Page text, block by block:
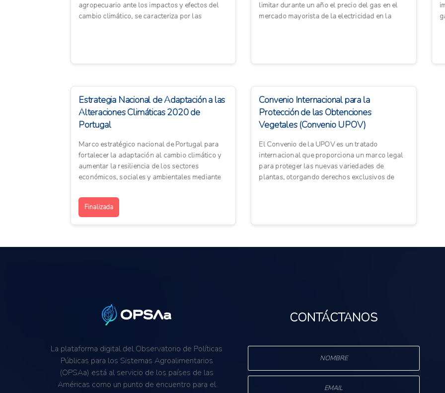
agropecuario ante los impactos y efectos del
cambio climático, se caracteriza por las
limitar durante un año el precio del gas en el
mercado mayorista de la electricidad en la
Estrategia Nacional de Adaptación a las
Alteraciones Climáticas 2020 de
Portugal
Marco estratégico nacional de Portugal para
fortalecer la adaptación al cambio climático y
aumentar la resiliencia de los sectores
económicos, sociales y ambientales mediante
Finalizada
Convenio Internacional para la
Protección de las Obtenciones
Vegetales (Convenio UPOV)
El Convenio de la UPOV es un tratado
internacional que proporciona un marco legal
para proteger las nuevas variedades de
plantas, otorgando derechos exclusivos de
La plataforma digital del Observatorio de Políticas
Públicas para los Sistemas Agroalimentarios
(OPSAa) está al servicio de los países de las
Américas como un punto de encuentro para el
CONTÁCTANOS